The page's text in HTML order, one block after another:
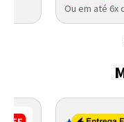
Ou em até 6x